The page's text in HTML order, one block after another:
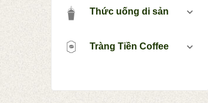
Thức uống di sản
Tràng Tiền Coffee